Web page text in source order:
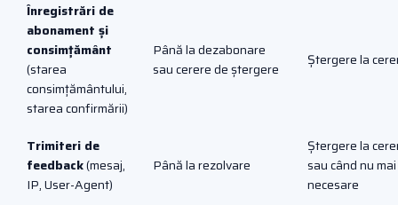
Înregistrări de
abonament și
consimțământ
(starea
consimțământului,
starea confirmării)
Până la dezabonare
sau cerere de ștergere
Ștergere la
Trimiteri de
feedback(mesaj,
IP, User-Agent)
Până la rezolvare
Ștergere la
sau când nu
necesare